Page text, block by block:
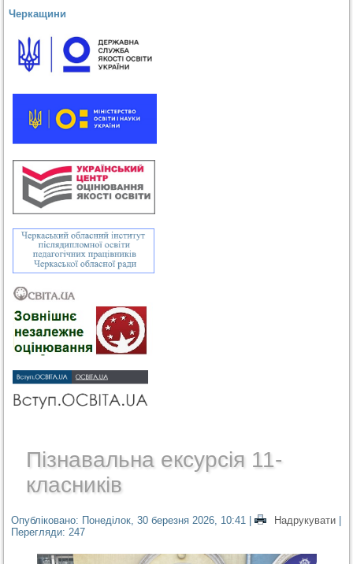
Черкащини
Пізнавальна ексурсія 11-
класників
Опубліковано: Понеділок, 30 березня 2026, 10:41 | Надрукувати
Перегляди: 247